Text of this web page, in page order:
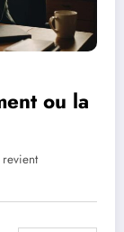
ou la